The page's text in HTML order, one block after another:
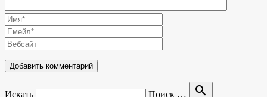
Искать Поиск … search